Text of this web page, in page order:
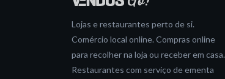
Lojas e restaurantes perto de si.
Comércio local online. Compras online
para recolher na loja ou receber em casa.
Restaurantes com serviço de ementa